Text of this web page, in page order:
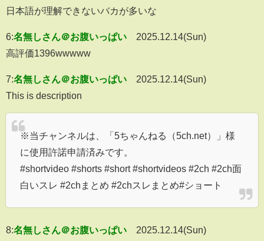
日本語が理解できないバカが多いな
6:名無しさん＠お腹いっぱい
2025.12.14(Sun)
高評価1396wwwww
7:名無しさん＠お腹いっぱい
2025.12.14(Sun)
This is description
※当チャンネルは、「5ちゃんねる（5ch.net）」様
に使用許諾申請済みです。
#shortvideo #shorts #short #shortvideos #2ch #2ch面
白いスレ #2chまとめ #2chスレまとめ#ショート
8:名無しさん＠お腹いっぱい
2025.12.14(Sun)